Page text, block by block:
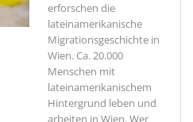
erforschen die
lateinamerikanische
Migrationsgeschichte in
Wien. Ca. 20.000
Menschen mit
lateinamerikanischem
Hintergrund leben und
arbeiten in Wien. Wer